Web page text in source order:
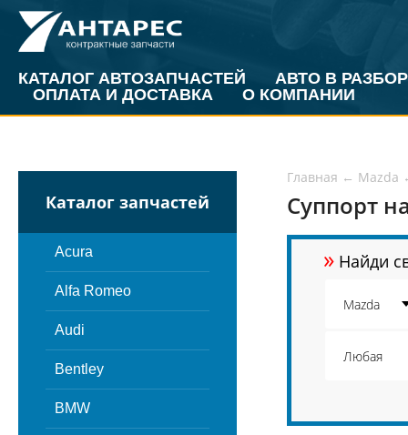
КАТАЛОГ АВТОЗАПЧАСТЕЙ
АВТО В РАЗБОР
ОПЛАТА И ДОСТАВКА
О КОМПАНИИ
Каталог запчастей
Acura
Alfa Romeo
Audi
Bentley
BMW
Главная ← Mazda
Суппорт
» Найди